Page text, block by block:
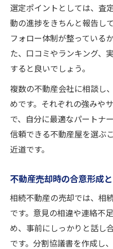
選定ポイントとしては、査
動の進捗をきちんと報告し
フォロー体制が整っている
た、口コミやランキング、
すると良いでしょう。
複数の不動産会社に相談し
めです。それぞれの強みや
で、自分に最適なパートナ
信頼できる不動産屋を選ぶ
近道です。
不動産売却時の合意形成
相続不動産の売却では、相
です。意見の相違や連絡不
め、事前にしっかりと話し
です。分割協議書を作成し